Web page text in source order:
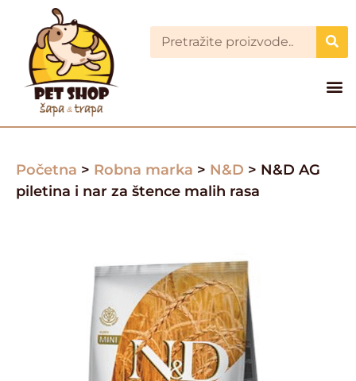
Početna > Robna marka > N&D > N&D AG
piletina i nar za štence malih rasa